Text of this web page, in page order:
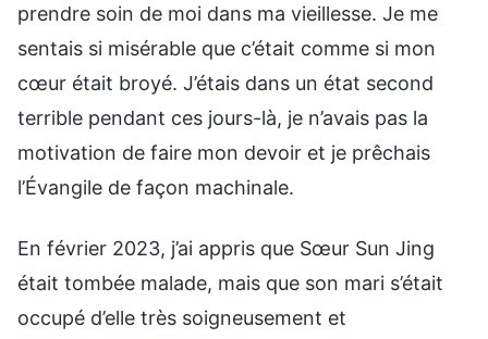
prendre soin de moi dans ma vieillesse. Je me
sentais si misérable que c’était comme si mon
cœur était broyé. J’étais dans un état second
terrible pendant ces jours-là, je n’avais pas la
motivation de faire mon devoir et je prêchais
l’Évangile de façon machinale.
En février 2023, j’ai appris que Sœur Sun Jing
était tombée malade, mais que son mari s’était
occupé d’elle très soigneusement et